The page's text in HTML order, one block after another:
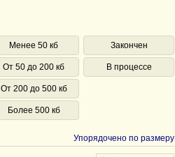
Менее 50 кб
От 50 до 200 кб
От 200 до 500 кб
Более 500 кб
Закончен
В процессе
Упорядочено по размеру